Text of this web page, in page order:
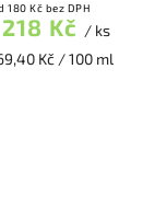
180 Kč bez DPH
218 Kč / ks
Kč / 100 ml